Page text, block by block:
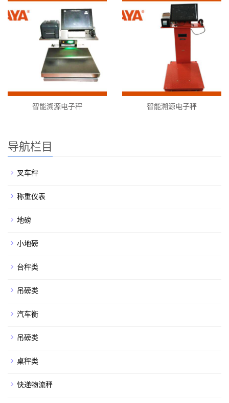
智能溯源电子秤 智能溯源电子秤
导航栏目
叉车秤
称重仪表
地磅
小地磅
台秤类
吊磅类
汽车衡
吊磅类
桌秤类
快递物流秤